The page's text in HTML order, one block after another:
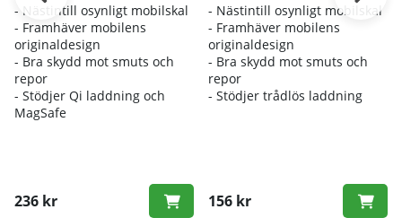
- Nästintill osynligt mobilskal
- Framhäver mobilens
originaldesign
- Bra skydd mot smuts och
repor
- Stödjer Qi laddning och
MagSafe
236 kr
- Nästintill osynligt mobilskal
- Framhäver mobilens
originaldesign
- Bra skydd mot smuts och
repor
- Stödjer trådlös laddning
156 kr